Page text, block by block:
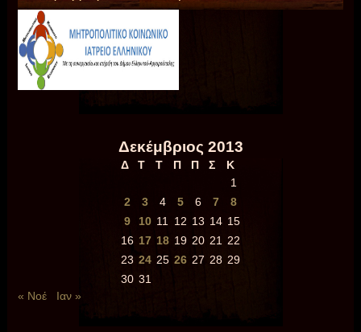
Δεκέμβριος 2013
Δ Τ Τ Π Π Σ
Κ
1
2
3 4 5 6 7
8
9
10 11 12 13 14 15
16 17 18 19 20 21
22
23 24 25 26 27 28 29
30 31
« Νοέ
Ιαν »